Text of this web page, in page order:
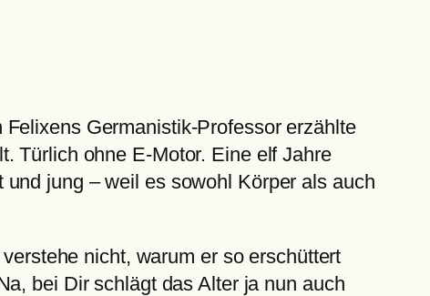
Germanistik-Professor erzählte
Türlich ohne E-Motor. Eine elf Jahre
jung – weil es sowohl Körper als auch
nicht, warum er so erschüttert
bei Dir schlägt das Alter ja nun auch